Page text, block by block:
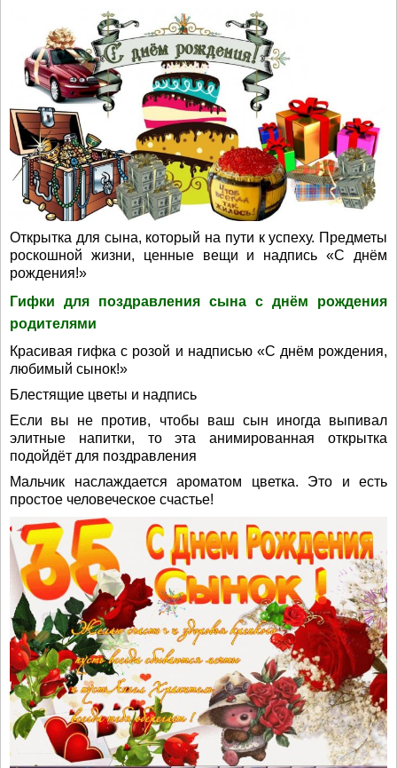
Открытка для сына, который на пути к успеху. Предметы
роскошной жизни, ценные вещи и надпись «С днём
рождения!»
Гифки для поздравления сына с днём рождения
родителями
Красивая гифка с розой и надписью «С днём рождения,
любимый сынок!»
Блестящие цветы и надпись
Если вы не против, чтобы ваш сын иногда выпивал
элитные напитки, то эта анимированная открытка
подойдёт для поздравления
Мальчик наслаждается ароматом цветка. Это и есть
простое человеческое счастье!